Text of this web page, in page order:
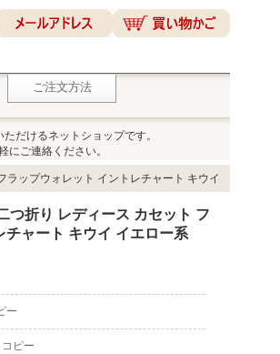
ご注文方法
だけるネットショップです。
にご連絡ください。
ップウォレット イントレチャート キウイ
つ折り レディース カセット フ
チャート キウイ イエロー系
ー
ピー